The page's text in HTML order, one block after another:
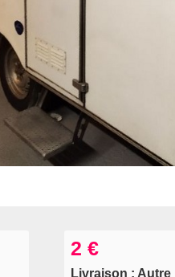
2 €
Livraison : Autre